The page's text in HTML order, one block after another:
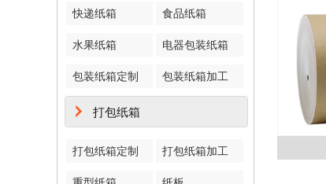
快递纸箱 食品纸箱
水果纸箱 电器包装纸箱
包装纸箱定制 包装纸箱加工
打包纸箱
打包纸箱定制 打包纸箱加工